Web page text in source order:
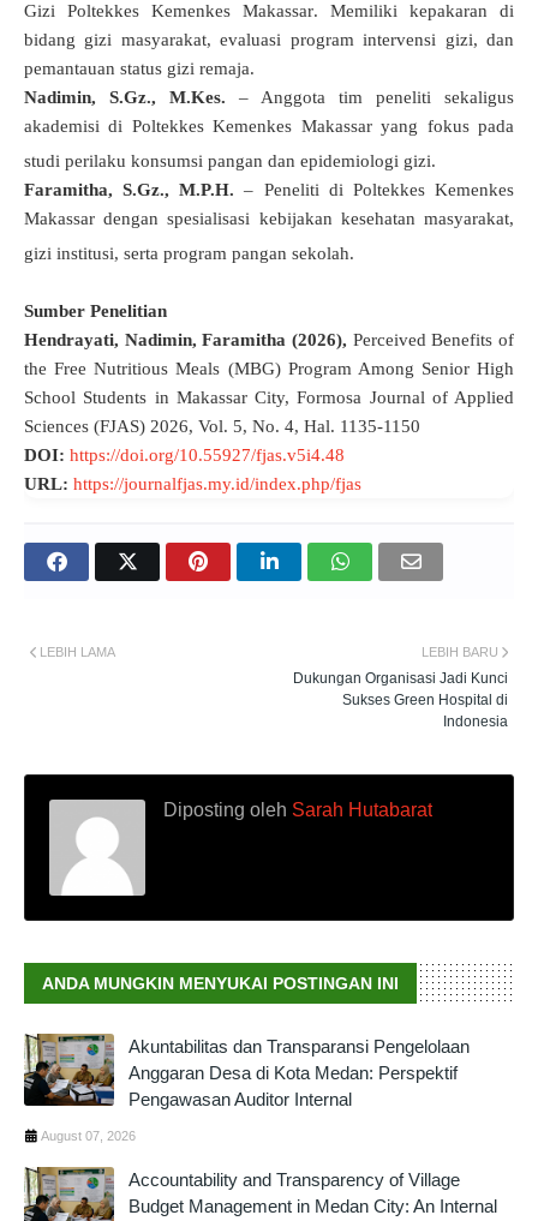
Gizi Poltekkes Kemenkes Makassar. Memiliki kepakaran di
bidang gizi masyarakat, evaluasi program intervensi gizi, dan
pemantauan status gizi remaja.
Nadimin, S.Gz., M.Kes. – Anggota tim peneliti sekaligus
akademisi di Poltekkes Kemenkes Makassar yang fokus pada
studi perilaku konsumsi pangan dan epidemiologi gizi.
Faramitha, S.Gz., M.P.H. – Peneliti di Poltekkes Kemenkes
Makassar dengan spesialisasi kebijakan kesehatan masyarakat,
gizi institusi, serta program pangan sekolah.
Sumber Penelitian
Hendrayati, Nadimin,Faramitha (2026), Perceived Benefits of
the Free Nutritious Meals (MBG) Program Among Senior High
School Students in Makassar City,Formosa Journal of Applied
Sciences (FJAS) 2026, Vol. 5, No. 4, Hal. 1135-1150
DOI: https://doi.org/10.55927/fjas.v5i4.48
URL: https://journalfjas.my.id/index.php/fjas
LEBIH BARU
Dukungan Organisasi Jadi Kunci
Sukses Green Hospital di
Indonesia
LEBIH LAMA
Diposting oleh Sarah Hutabarat
ANDA MUNGKIN MENYUKAI POSTINGAN INI
Akuntabilitas dan Transparansi Pengelolaan
Anggaran Desa di Kota Medan: Perspektif
Pengawasan Auditor Internal
August 07, 2026
Accountability and Transparency of Village
Budget Management in Medan City: An Internal